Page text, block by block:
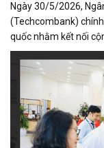
Ngày 30/5/2026,
(Techcombank)
quốc nhằm kết nối
doanh trong các lĩnh
25 triệu khách hàng
Chương trình được
và sẽ tiếp tục mở
quốc trong thời gian